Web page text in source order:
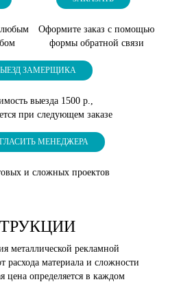
любым
Оформите заказ с помощью
формы обратной связи
ЗАМЕРЩИКА
выезда 1500 р.,
при следующем заказе
МЕНЕДЖЕРА
и сложных проектов
металлической рекламной
расхода материала и сложности
цена определяется в каждом